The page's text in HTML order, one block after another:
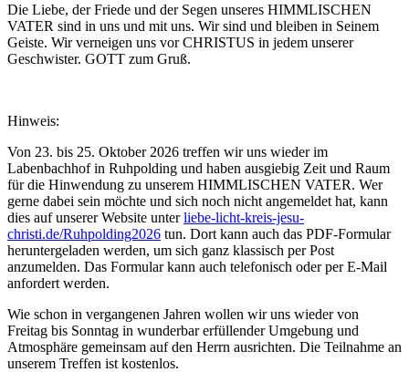
Die Liebe, der Friede und der Segen unseres HIMMLISCHEN
VATER sind in uns und mit uns. Wir sind und bleiben in Seinem
Geiste. Wir verneigen uns vor CHRISTUS in jedem unserer
Geschwister. GOTT zum Gruß.
Hinweis:
Von 23. bis 25. Oktober 2026 treffen wir uns wieder im
Labenbachhof in Ruhpolding und haben ausgiebig Zeit und Raum
für die Hinwendung zu unserem HIMMLISCHEN VATER. Wer
gerne dabei sein möchte und sich noch nicht angemeldet hat, kann
dies auf unserer Website unterliebe-licht-kreis-jesu-
christi.de/Ruhpolding2026 tun. Dort kann auch das PDF-Formular
heruntergeladen werden, um sich ganz klassisch per Post
anzumelden. Das Formular kann auch telefonisch oder per E-Mail
anfordert werden.
Wie schon in vergangenen Jahren wollen wir uns wieder von
Freitag bis Sonntag in wunderbar erfüllender Umgebung und
Atmosphäre gemeinsam auf den Herrn ausrichten. Die Teilnahme an
unserem Treffen ist kostenlos.